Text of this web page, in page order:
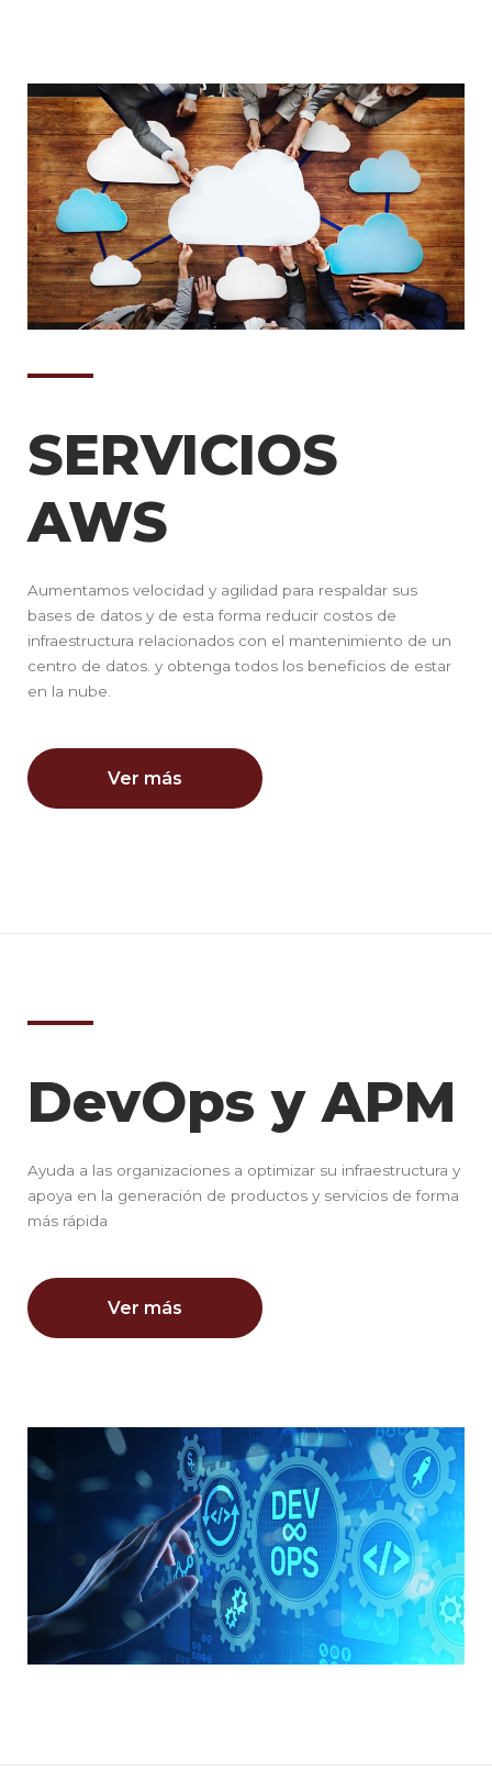
SERVICIOS
AWS
Aumentamos velocidad y agilidad para respaldar sus
bases de datos y de esta forma reducir costos de
infraestructura relacionados con el mantenimiento de un
centro de datos. y obtenga todos los beneficios de estar
en la nube.
Ver más
DevOps y APM
Ayuda a las organizaciones a optimizar su infraestructura y
apoya en la generación de productos y servicios de forma
más rápida
Ver más